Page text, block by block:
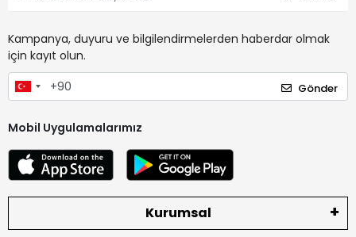
Kampanya, duyuru ve bilgilendirmelerden haberdar olmak
için kayıt olun.
Gönder
Mobil Uygulamalarımız
Kurumsal